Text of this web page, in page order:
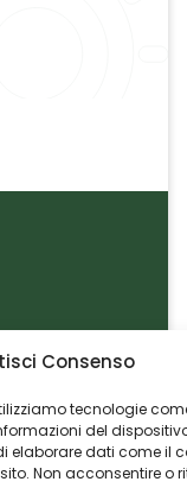
Consenso
tecnologie
del
elaborare dati come il
Non acconsentire o